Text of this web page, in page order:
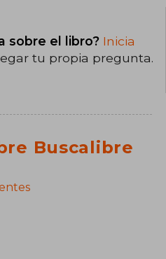
sobre el libro? Inicia
tu propia pregunta.
Buscalibre